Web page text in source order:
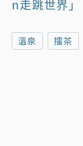
n走跳世界」
溫泉 擂茶